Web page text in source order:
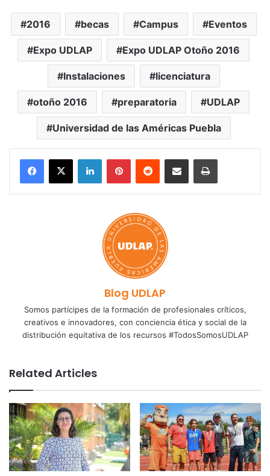
2016 becas Campus Eventos
Expo UDLAP Expo UDLAP Otoño 2016
Instalaciones licenciatura
otoño 2016 preparatoria UDLAP
Universidad de las Américas Puebla
LinkedInPinterestReddit Share via Email Print
Blog UDLAP
Somos partícipes de la formación de profesionales críticos,
creativos e innovadores, con conciencia ética y social de la
distribución equitativa de los recursos #TodosSomosUDLAP
Related Articles